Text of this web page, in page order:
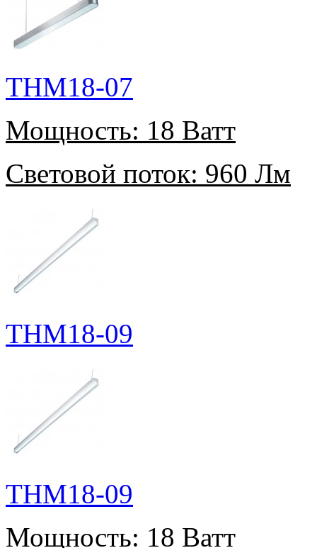
THM18-07
Мощность: 18 Ватт
Световой поток: 960 Лм
THM18-09
THM18-09
Мощность: 18 Ватт